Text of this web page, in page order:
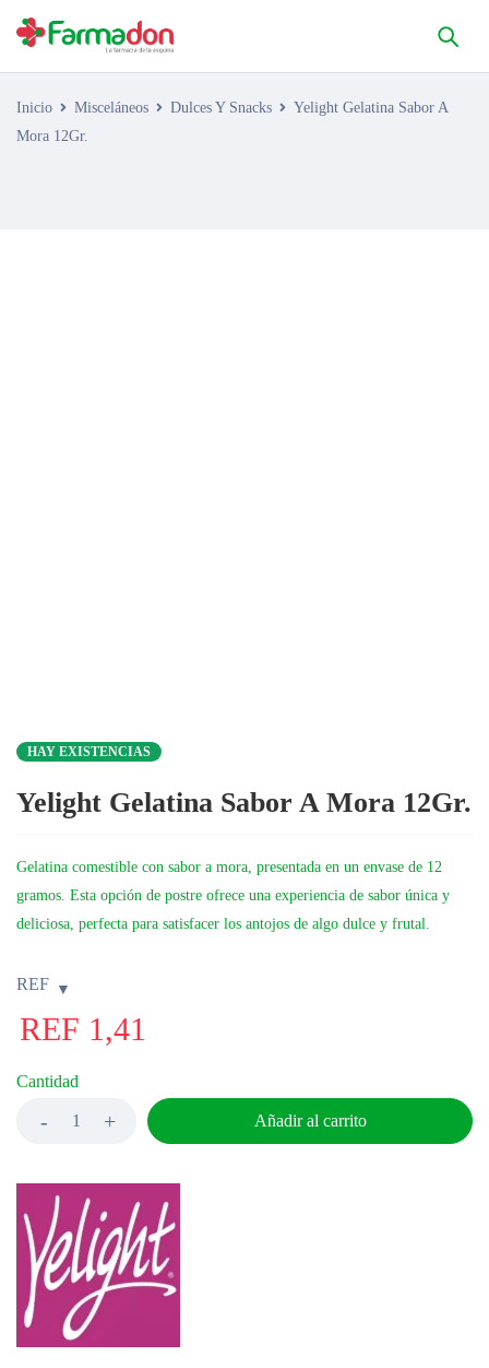
Inicio Misceláneos Dulces Y Snacks
Yelight Gelatina Sabor A
Mora 12Gr.
HAY EXISTENCIAS
Yelight Gelatina Sabor A Mora 12Gr.
Gelatina comestible con sabor a mora, presentada en un envase de 12
gramos. Esta opción de postre ofrece una experiencia de sabor única y
deliciosa, perfecta para satisfacer los antojos de algo dulce y frutal.
REF
REF 1,41
Cantidad
Añadir al carrito